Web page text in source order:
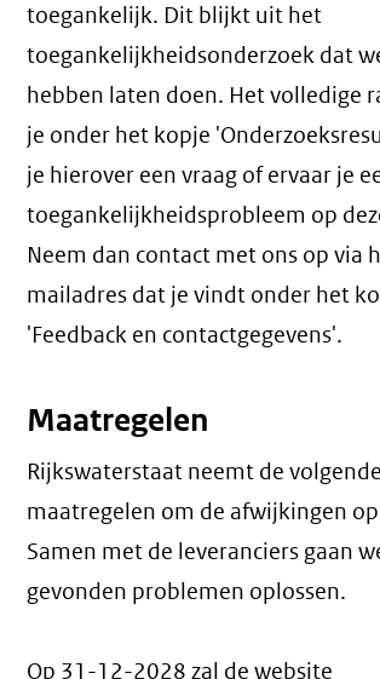
toegankelijk. Dit blijkt uit het
toegankelijkheidsonderzoek dat
hebben laten doen. Het volledige
je onder het kopje
je hierover een vraag of ervaar je
toegankelijkheidsprobleem op
Neem dan contact met ons op via
mailadres dat je vindt onder het
'Feedback en contactgegevens'.
Maatregelen
Rijkswaterstaat neemt de volgende
maatregelen om de afwijkingen
Samen met de leveranciers gaan
gevonden problemen oplossen.
Op 31-12-2028 zal de website